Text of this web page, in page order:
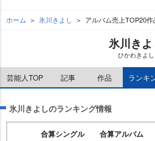
ホーム 氷川きよし アルバム売上TOP20作
氷川きよ
ひかわきよし
芸能人TOP 記事 作品 ランキ
氷川きよしのランキング情報
合算シングル 合算アルバム